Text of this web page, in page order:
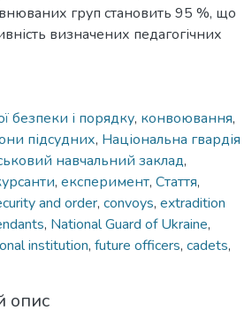
груп становить 95 %, що
визначених педагогічних
безпеки і порядку, конвоювання,
підсудних, Національна гвардія
навчальний заклад,
, експеримент, Стаття,
and order, convoys, extradition
, National Guard of Ukraine,
institution, future officers, cadets,
опис